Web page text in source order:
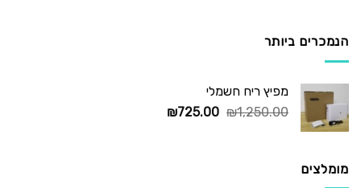
הנמכרים ביותר
מפיץ ריח חשמלי
₪1,250.00
המחיר
₪725.00
המחיר
מומלצים